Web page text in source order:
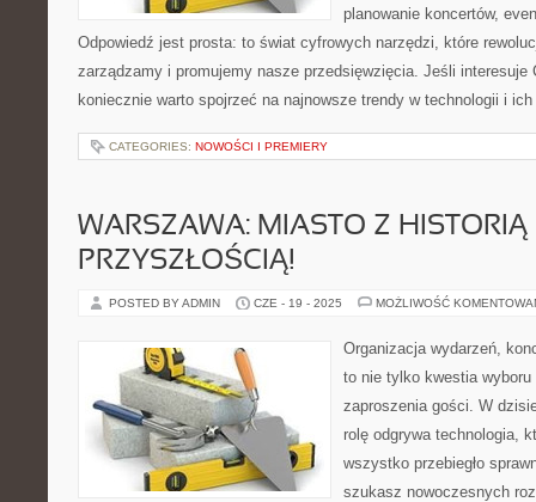
planowanie koncertów,
Odpowiedź jest prosta: to świat cyfrowych narzędzi, które
zarządzamy i promujemy nasze przedsięwzięcia. Jeśli interesuje
koniecznie warto spojrzeć na najnowsze trendy w technologii i
CATEGORIES: NOWOŚCI I PREMIERY
WARSZAWA: MIASTO Z HISTORIĄ
PRZYSZŁOŚCIĄ!
POSTED BY ADMIN CZE - 19 - 2025 MOŻLIWOŚĆ
Organizacja wydarzeń,
to nie tylko kwestia
zaproszenia gości. W
rolę odgrywa technologia,
wszystko przebiegło
szukasz nowoczesnych